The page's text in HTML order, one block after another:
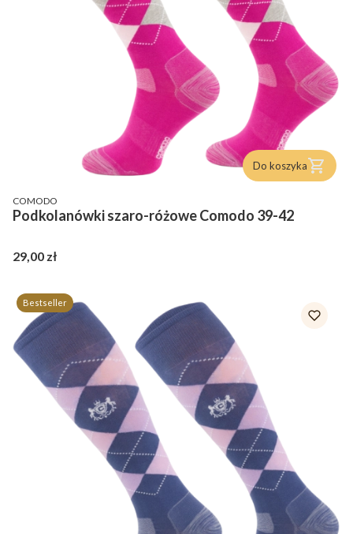
Do koszyka
PRODUCENT
COMODO
Podkolanówki szaro-różowe Comodo 39-42
Cena
29,00 zł
Bestseller